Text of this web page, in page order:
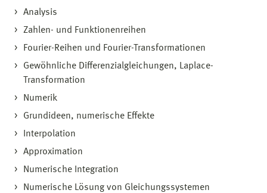
Analysis
Zahlen- und Funktionenreihen
Fourier-Reihen und Fourier-Transformationen
Gewöhnliche Differenzialgleichungen, Laplace-
Transformation
Numerik
Grundideen, numerische Effekte
Interpolation
Approximation
Numerische Integration
Numerische Lösung von Gleichungssystemen